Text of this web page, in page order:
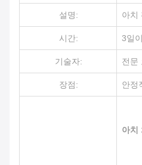
설명: 아치
시간: 3일
기술자: 전문
장점: 안정
아치